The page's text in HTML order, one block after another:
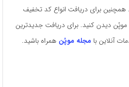
برای دریافت انواع کد تخفیف
دیدن کنید. برای دریافت جدیدترین
آنلاین با مجله موپُن همراه باشید.